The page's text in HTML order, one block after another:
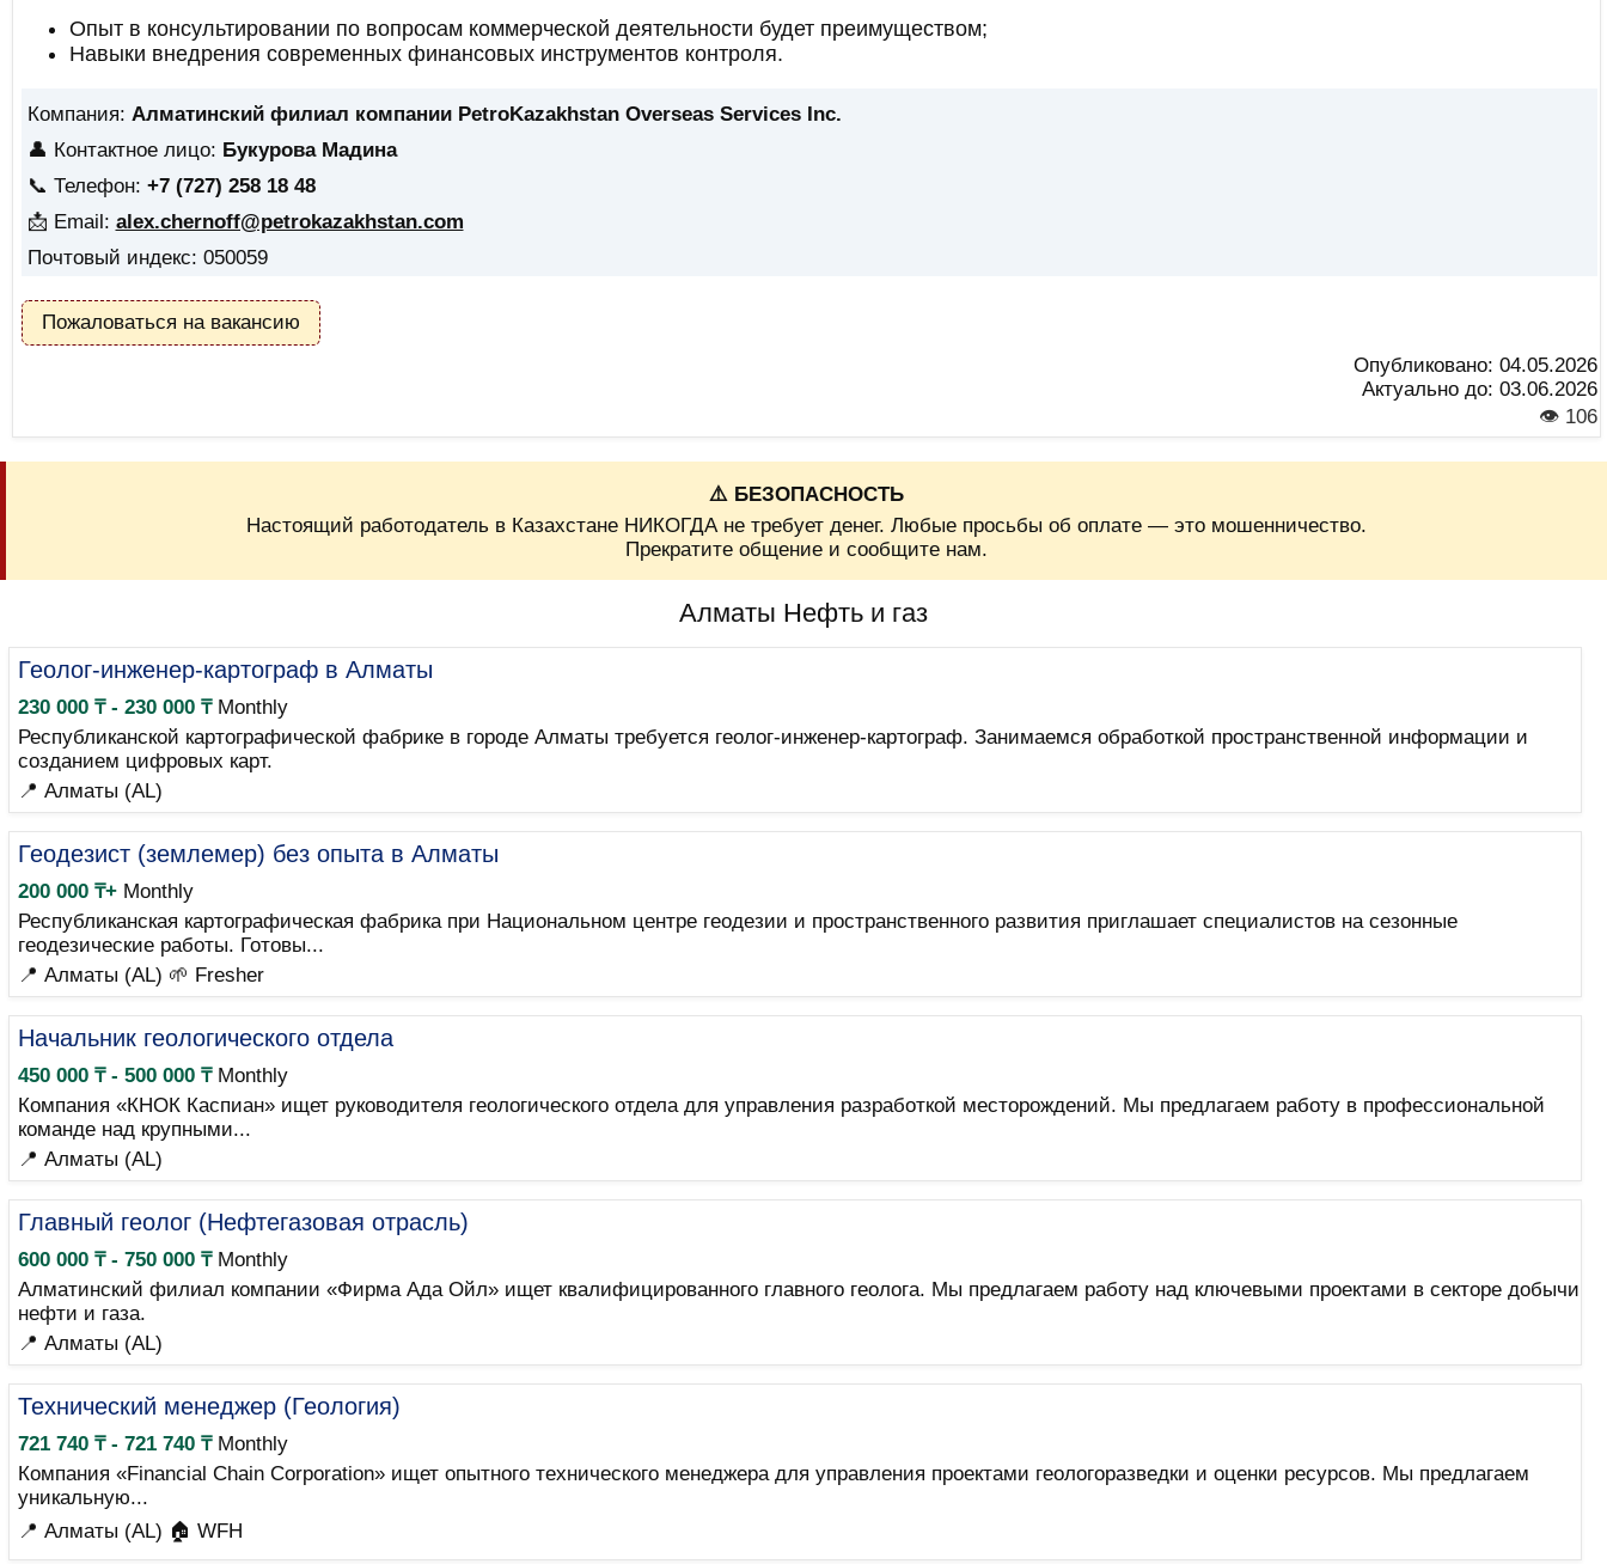
Опыт в консультировании по вопросам коммерческой деятельности будет преимуществом;
Навыки внедрения современных финансовых инструментов контроля.
Компания: Алматинский филиал компании PetroKazakhstan Overseas Services Inc.
👤 Контактное лицо: Букурова Мадина
📞 Телефон: +7 (727) 258 18 48
📩 Email: alex.chernoff@petrokazakhstan.com
Почтовый индекс: 050059
Пожаловаться на вакансию
Опубликовано: 04.05.2026
Актуально до: 03.06.2026
👁 106
⚠️ БЕЗОПАСНОСТЬ
Настоящий работодатель в Казахстане НИКОГДА не требует денег. Любые просьбы об оплате — это мошенничество.
Прекратите общение и сообщите нам.
Алматы Нефть и газ
Геолог-инженер-картограф в Алматы
230 000 ₸ - 230 000 ₸Monthly
Республиканской картографической фабрике в городе Алматы требуется геолог-инженер-картограф. Занимаемся обработкой пространственной информации и
созданием цифровых карт.
📍 Алматы (AL)
Геодезист (землемер) без опыта в Алматы
200 000 ₸+ Monthly
Республиканская картографическая фабрика при Национальном центре геодезии и пространственного развития приглашает специалистов на сезонные
геодезические работы. Готовы...
📍 Алматы (AL) 🌱 Fresher
Начальник геологического отдела
450 000 ₸ - 500 000 ₸Monthly
Компания «КНОК Каспиан» ищет руководителя геологического отдела для управления разработкой месторождений. Мы предлагаем работу в профессиональной
команде над крупными...
📍 Алматы (AL)
Главный геолог (Нефтегазовая отрасль)
600 000 ₸ - 750 000 ₸Monthly
Алматинский филиал компании «Фирма Ада Ойл» ищет квалифицированного главного геолога. Мы предлагаем работу над ключевыми проектами в секторе добычи
нефти и газа.
📍 Алматы (AL)
Технический менеджер (Геология)
721 740 ₸ - 721 740 ₸Monthly
Компания «Financial Chain Corporation» ищет опытного технического менеджера для управления проектами геологоразведки и оценки ресурсов. Мы предлагаем
уникальную...
📍 Алматы (AL) 🏠 WFH